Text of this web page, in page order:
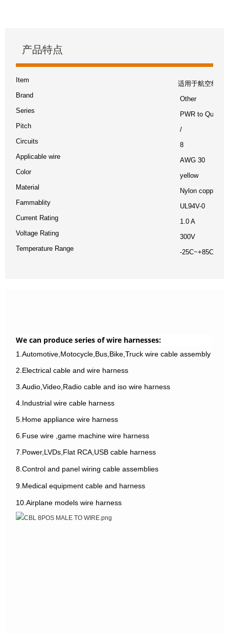
产品特点
Item
适用于航空线束
Brand
Other
Series
PWR to Quick
Pitch
/
Circuits
8
Applicable wire
AWG 30
Color
yellow
Material
Nylon copper
Fammablity
UL94V-0
Current Rating
1.0 A
Voltage Rating
300V
Temperature Range
-25C~+85C
We can produce series of wire harnesses:
1.Automotive,Motocycle,Bus,Bike,Truck wire cable assembly
2.Electrical cable and wire harness
3.Audio,Video,Radio cable and iso wire harness
4.Industrial wire cable harness
5.Home appliance wire harness
6.Fuse wire ,game machine wire harness
7.Power,LVDs,Flat RCA,USB cable harness
8.Control and panel wiring cable assemblies
9.Medical equipment cable and harness
10.Airplane models wire harness